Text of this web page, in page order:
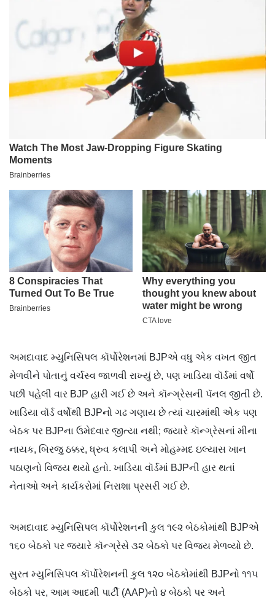
અમદાવાદ મ્યુનિસિપલ કૉર્પોરેશનમાં BJPએ વધુ એક વખત જીત
મેળવીને પોતાનું વર્ચસ્વ જાળવી રાખ્યું છે, પણ ખાડિયા વૉર્ડમાં વર્ષો
પછી પહેલી વાર BJP હારી ગઈ છે અને કૉન્ગ્રેસની પૅનલ જીતી છે.
ખાડ‌િયા વૉર્ડ વર્ષોથી BJPનો ગઢ ગણાય છે ત્યાં ચારમાંથી એક પણ
બેઠક પર BJPના ઉમેદવાર જીત્યા નથી; જ્યારે કૉન્ગ્રેસનાં મીના
નાયક, બિરજુ ઠક્કર, ધ્રુવ કલાપી અને મોહમ્મદ ઇલ્યાસ ખાન
પઠાણનો વિજય થયો હતો. ખાડિયા વૉર્ડમાં BJPની હાર થતાં
નેતાઓ અને કાર્યકરોમાં નિરાશા પ્રસરી ગઈ છે.
અમદાવાદ મ્યુનિસિપલ કૉર્પોરેશનની કુલ ૧૯૨ બેઠકોમાંથી BJPએ
૧૬૦ બેઠકો પર જ્યારે કૉન્ગ્રેસે ૩૨ બેઠકો પર વિજય મેળવ્યો છે.
સુરત મ્યુનિસિપલ કૉર્પોરેશનની કુલ ૧૨૦ બેઠકોમાંથી BJPનો ૧૧૫
બેઠકો પર, આમ આદમી પાર્ટી (AAP)નો ૪ બેઠકો પર અને